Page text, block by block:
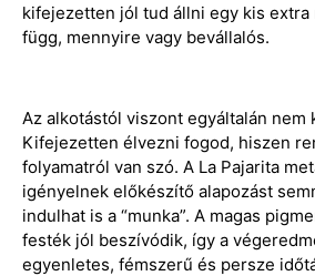
kifejezetten jól tud állni egy kis extra
függ, mennyire vagy bevállalós.
Az alkotástól viszont egyáltalán nem
Kifejezetten élvezni fogod, hiszen
folyamatról van szó. A La Pajarita
igényelnek előkészítő alapozást
indulhat is a “munka”. A magas
festék jól beszívódik, így a
egyenletes, fémszerű és persze